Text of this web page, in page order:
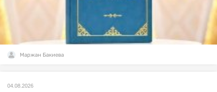
Маржан Бакиева
04.08.2026